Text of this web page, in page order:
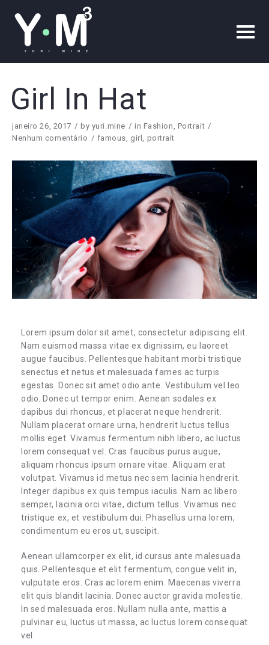
Girl In Hat
janeiro 26, 2017 by yuri.mine in Fashion, Portrait
Nenhum comentário
famous, girl, portrait
Lorem ipsum dolor sit amet, consectetur adipiscing elit.
Nam euismod massa vitae ex dignissim, eu laoreet
augue faucibus. Pellentesque habitant morbi tristique
senectus et netus et malesuada fames ac turpis
egestas. Donec sit amet odio ante. Vestibulum vel leo
odio. Donec ut tempor enim. Aenean sodales ex
dapibus dui rhoncus, et placerat neque hendrerit.
Nullam placerat ornare urna, hendrerit luctus tellus
mollis eget. Vivamus fermentum nibh libero, ac luctus
lorem consequat vel. Cras faucibus purus augue,
aliquam rhoncus ipsum ornare vitae. Aliquam erat
volutpat. Vivamus id metus nec sem lacinia hendrerit.
Integer dapibus ex quis tempus iaculis. Nam ac libero
semper, lacinia orci vitae, dictum tellus. Vivamus nec
tristique ex, et vestibulum dui. Phasellus urna lorem,
condimentum eu eros ut, suscipit.
Aenean ullamcorper ex elit, id cursus ante malesuada
quis. Pellentesque et elit fermentum, congue velit in,
vulputate eros. Cras ac lorem enim. Maecenas viverra
elit quis blandit lacinia. Donec auctor gravida molestie.
In sed malesuada eros. Nullam nulla ante, mattis a
pulvinar eu, luctus ut massa, ac luctus lorem consequat
vel.